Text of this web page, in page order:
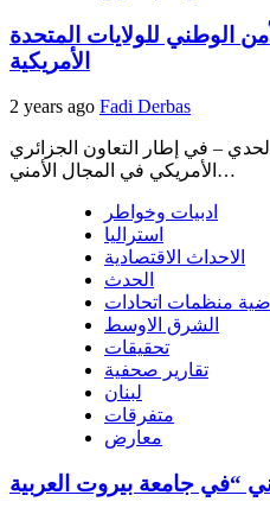
الوطني للولايات المتحدة
الأمريكية
2 years ago Fadi Derbas
– في إطار التعاون الجزائري
الأمريكي في المجال الأمني…
ادبيات وخواطر
استراليا
الاحداث الاقتصادية
الحدث
منظمات اتحادات
الشرق الاوسط
تحقيقات
تقارير صحفية
لبنان
متفرقات
معارض
“في جامعة بيروت العربية